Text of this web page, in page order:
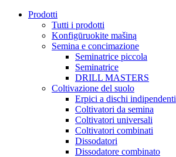
Prodotti
Tutti i prodotti
Konfigūruokite mašiną
Semina e concimazione
Seminatrice piccola
Seminatrice
DRILL MASTERS
Coltivazione del suolo
Erpici a dischi indipendenti
Coltivatori da semina
Coltivatori universali
Coltivatori combinati
Dissodatori
Dissodatore combinato